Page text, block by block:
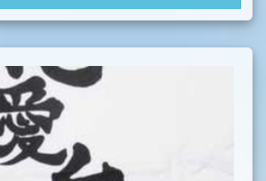
交流）
違者BAN。